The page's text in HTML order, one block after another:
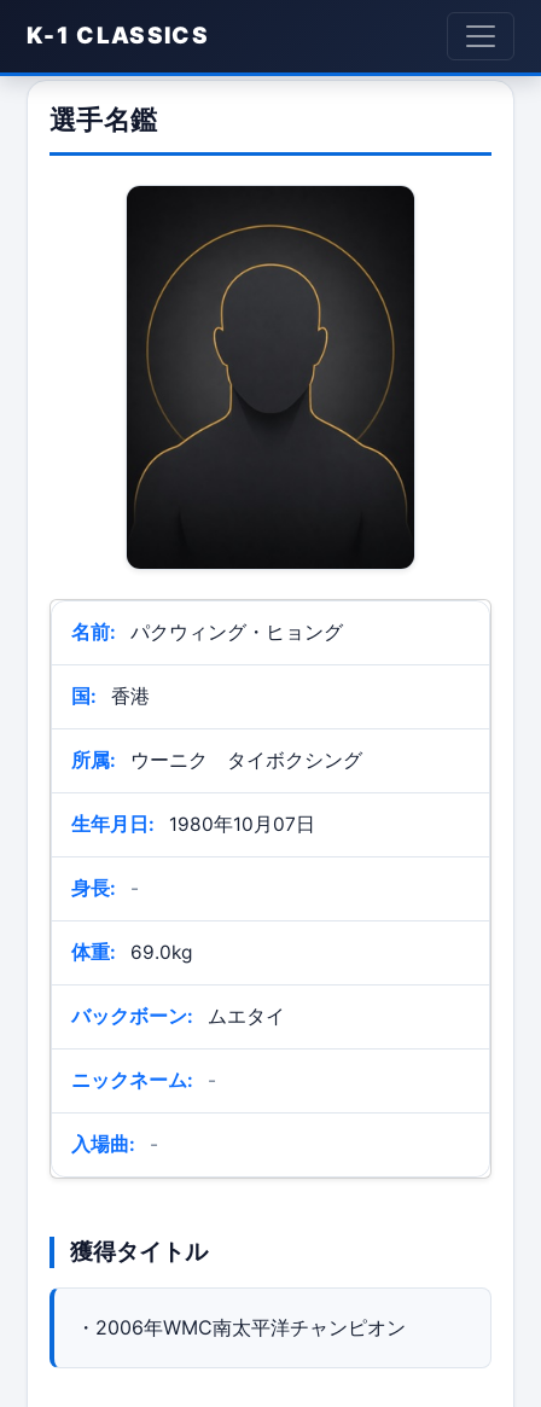
K-1 CLASSICS
選手名鑑
名前: パクウィング・ヒョング
国: 香港
所属: ウーニク タイボクシング
生年月日: 1980年10月07日
身長: -
体重: 69.0kg
バックボーン: ムエタイ
ニックネーム: -
入場曲: -
獲得タイトル
・2006年WMC南太平洋チャンピオン